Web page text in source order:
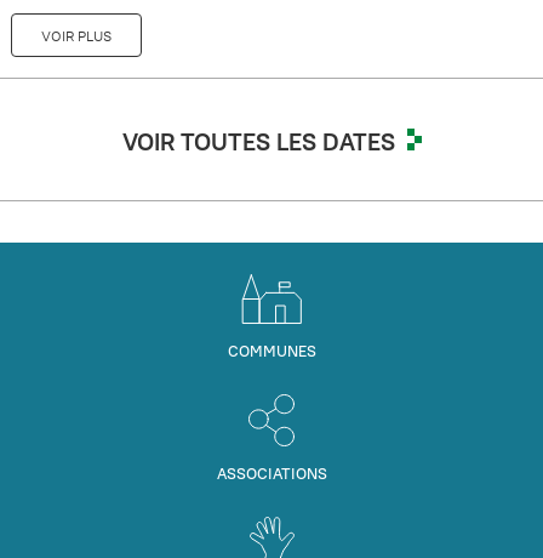
VOIR PLUS
VOIR TOUTES LES DATES
COMMUNES
ASSOCIATIONS